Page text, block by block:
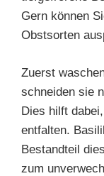
Gern können
Obstsorten
Zuerst
schneiden sie
Dies hilft
entfalten.
Bestandteil
zum